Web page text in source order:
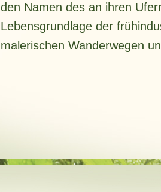
den Namen des an ihren
Lebensgrundlage der
malerischen Wanderwegen